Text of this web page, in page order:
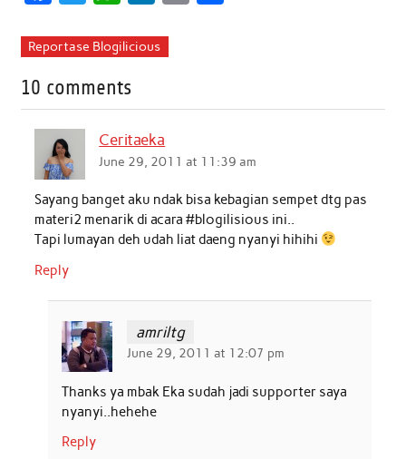
c
b
o
o
k
i
t
a
s
n
I
Reportase Blogilicious
10 comments
Ceritaeka
June 29, 2011 at 11:39 am
Sayang banget aku ndak bisa kebagian sempet dtg pas
materi2 menarik di acara #blogilisious ini..
Tapi lumayan deh udah liat daeng nyanyi hihihi
Reply
amriltg
June 29, 2011 at 12:07 pm
Thanks ya mbak Eka sudah jadi supporter saya
nyanyi..hehehe
Reply